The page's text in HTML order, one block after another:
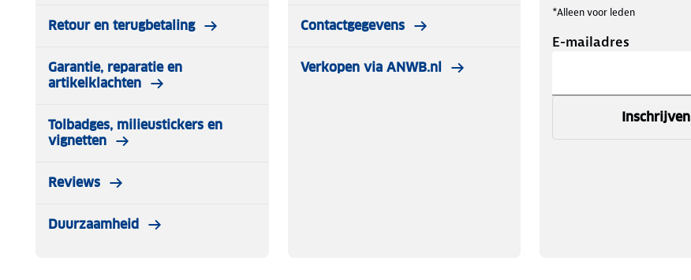
Retour en terugbetaling
Garantie, reparatie en
artikelklachten
Tolbadges, milieustickers en
vignetten
Reviews
Duurzaamheid
Contactgegevens
Verkopen via ANWB.nl
*Alleen voor leden
E-mailadres
Inschrijven